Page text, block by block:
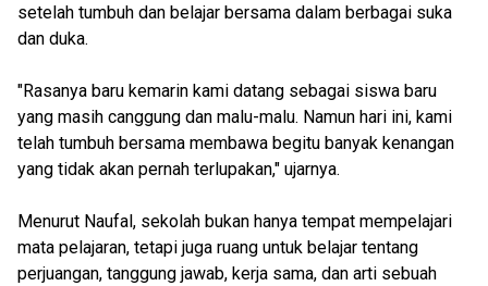
setelah tumbuh dan belajar bersama dalam berbagai suka
dan duka.
"Rasanya baru kemarin kami datang sebagai siswa baru
yang masih canggung dan malu-malu. Namun hari ini, kami
telah tumbuh bersama membawa begitu banyak kenangan
yang tidak akan pernah terlupakan," ujarnya.
Menurut Naufal, sekolah bukan hanya tempat mempelajari
mata pelajaran, tetapi juga ruang untuk belajar tentang
perjuangan, tanggung jawab, kerja sama, dan arti sebuah